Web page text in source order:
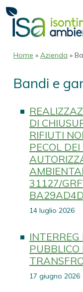
Home » Azienda »
Bandi e
DI
RIFIUTI
PECOL
31127/
14 luglio 2026
PUBBLICO
17 giugno 2026